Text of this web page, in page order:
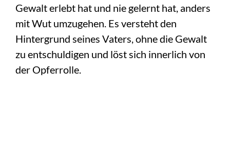
Gewalt erlebt hat und nie gelernt hat, anders
mit Wut umzugehen. Es versteht den
Hintergrund seines Vaters, ohne die Gewalt
zu entschuldigen und löst sich innerlich von
der Opferrolle.